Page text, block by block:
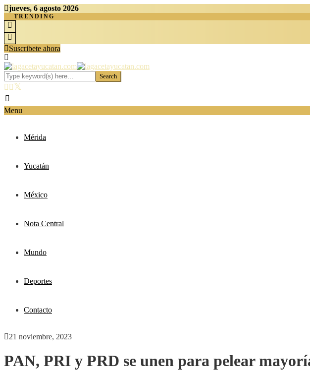
jueves, 6 agosto 2026
TRENDING
Suscribete ahora
Menu
Mérida
Yucatán
México
Nota Central
Mundo
Deportes
Contacto
21 noviembre, 2023
PAN, PRI y PRD se unen para pelear